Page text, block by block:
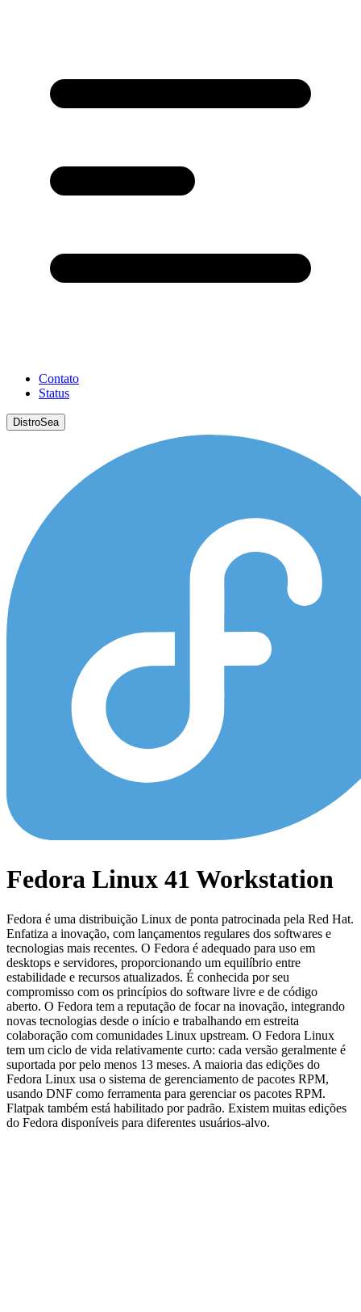
Contato
Status
DistroSea
Fedora Linux 41 Workstation
Fedora é uma distribuição Linux de ponta patrocinada pela Red Hat.
Enfatiza a inovação, com lançamentos regulares dos softwares e
tecnologias mais recentes. O Fedora é adequado para uso em
desktops e servidores, proporcionando um equilíbrio entre
estabilidade e recursos atualizados. É conhecida por seu
compromisso com os princípios do software livre e de código
aberto. O Fedora tem a reputação de focar na inovação, integrando
novas tecnologias desde o início e trabalhando em estreita
colaboração com comunidades Linux upstream. O Fedora Linux
tem um ciclo de vida relativamente curto: cada versão geralmente é
suportada por pelo menos 13 meses. A maioria das edições do
Fedora Linux usa o sistema de gerenciamento de pacotes RPM,
usando DNF como ferramenta para gerenciar os pacotes RPM.
Flatpak também está habilitado por padrão. Existem muitas edições
do Fedora disponíveis para diferentes usuários-alvo.